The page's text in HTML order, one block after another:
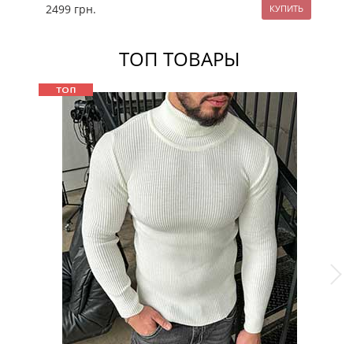
2499 грн.
ТОП ТОВАРЫ